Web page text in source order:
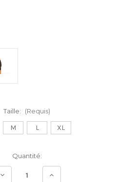
Taille: (Requis)
M L XL
Quantité:
Diminuer Augmenter